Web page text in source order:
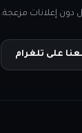
إعلانات مزعجة.
على تلغرام